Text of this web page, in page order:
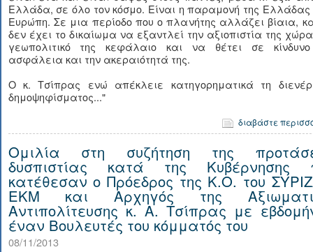
Ελλάδα, σε όλο τον κόσμο. Είναι η παραμονή της Ελλάδας
Ευρώπη. Σε μια περίοδο που ο πλανήτης αλλάζει βίαια,
δεν έχει το δικαίωμα να εξαντλεί την αξιοπιστία της
γεωπολιτικό της κεφάλαιο και να θέτει σε
ασφάλεια και την ακεραιότητά της.
Ο κ. Τσίπρας ενώ απέκλειε κατηγορηματικά τη
δημοψηφίσματος..."
διαβάστε
Ομιλία στη συζήτηση της
δυσπιστίας κατά της Κυβέρνησης
κατέθεσαν ο Πρόεδρος της Κ.Ο. του
ΕΚΜ και Αρχηγός της
Αντιπολίτευσης κ. Α. Τσίπρας με
έναν Βουλευτές του κόμματός του
08/11/2013